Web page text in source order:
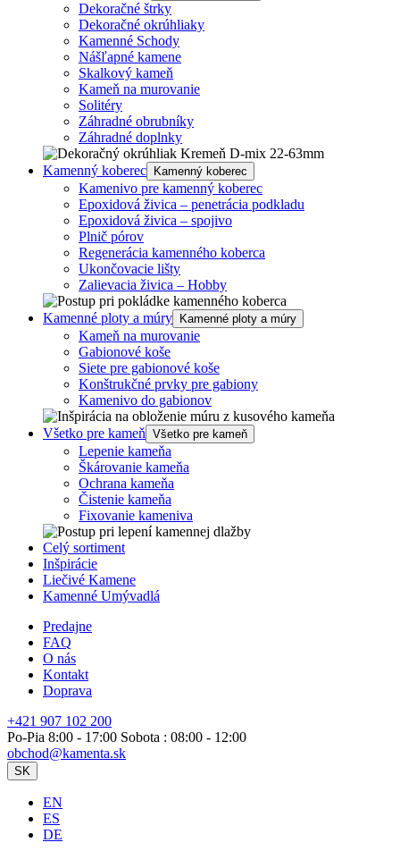
Dekoračné štrky
Dekoračné okrúhliaky
Kamenné Schody
Nášľapné kamene
Skalkový kameň
Kameň na murovanie
Solitéry
Záhradné obrubníky
Záhradné doplnky
Kamenný koberec Kamenný koberec
Kamenivo pre kamenný koberec
Epoxidová živica – penetrácia podkladu
Epoxidová živica – spojivo
Plnič pórov
Regenerácia kamenného koberca
Ukončovacie lišty
Zalievacia živica – Hobby
Kamenné ploty a múry Kamenné ploty a múry
Kameň na murovanie
Gabionové koše
Siete pre gabionové koše
Konštrukčné prvky pre gabiony
Kamenivo do gabionov
Všetko pre kameň Všetko pre kameň
Lepenie kameňa
Škárovanie kameňa
Ochrana kameňa
Čistenie kameňa
Fixovanie kameniva
Celý sortiment
Inšpirácie
Liečivé Kamene
Kamenné Umývadlá
Predajne
FAQ
O nás
Kontakt
Doprava
+421 907 102 200
Po-Pia 8:00 - 17:00 Sobota : 08:00 - 12:00
obchod@kamenta.sk
SK
EN
ES
DE